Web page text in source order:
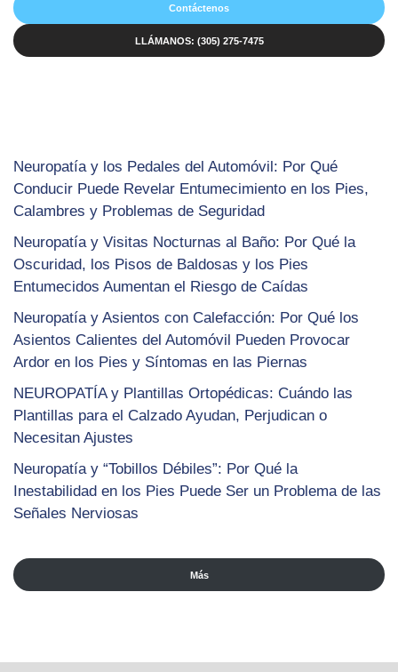
Contáctenos
LLÁMANOS: (305) 275-7475
Neuropatía y los Pedales del Automóvil: Por Qué
Conducir Puede Revelar Entumecimiento en los Pies,
Calambres y Problemas de Seguridad
Neuropatía y Visitas Nocturnas al Baño: Por Qué la
Oscuridad, los Pisos de Baldosas y los Pies
Entumecidos Aumentan el Riesgo de Caídas
Neuropatía y Asientos con Calefacción: Por Qué los
Asientos Calientes del Automóvil Pueden Provocar
Ardor en los Pies y Síntomas en las Piernas
NEUROPATÍA y Plantillas Ortopédicas: Cuándo las
Plantillas para el Calzado Ayudan, Perjudican o
Necesitan Ajustes
Neuropatía y “Tobillos Débiles”: Por Qué la
Inestabilidad en los Pies Puede Ser un Problema de las
Señales Nerviosas
Más